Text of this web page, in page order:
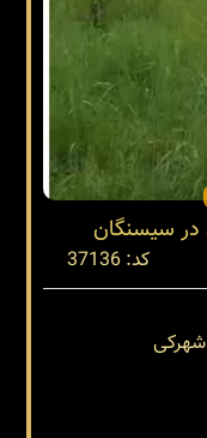
کد: 37136
شهرکی